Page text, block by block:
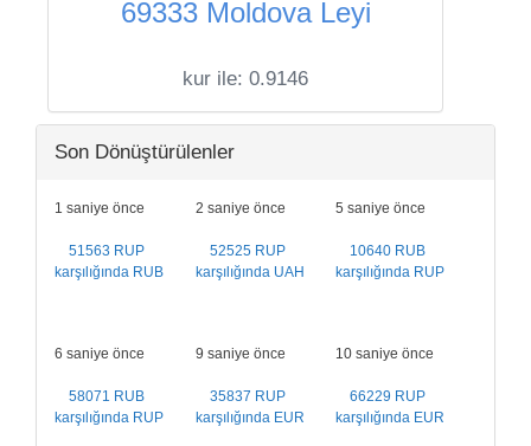
69333 Moldova Leyi
kur ile: 0.9146
Son Dönüştürülenler
1 saniye önce
51563 RUP
karşılığında RUB
2 saniye önce
52525 RUP
karşılığında UAH
5 saniye önce
10640 RUB
karşılığında RUP
6 saniye önce
58071 RUB
karşılığında RUP
9 saniye önce
35837 RUP
karşılığında EUR
10 saniye önce
66229 RUP
karşılığında EUR